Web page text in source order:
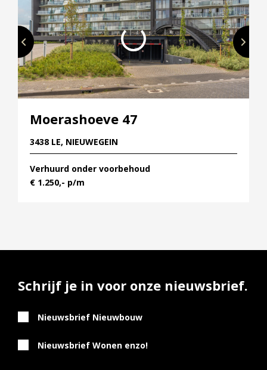
– Compleet afgewerkt inclusief PVC vloer en
afgewerkte wanden
Moerashoeve 47
3438 LE, NIEUWEGEIN
Verhuurd onder voorbehoud
€ 1.250,- p/m
Schrijf je in voor onze nieuwsbrief.
Nieuwsbrief Nieuwbouw
Nieuwsbrief Wonen enzo!